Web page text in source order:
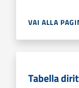
VAI ALLA
Tabella